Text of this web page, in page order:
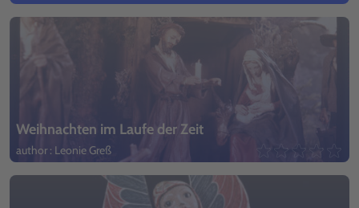
Weihnachten im Laufe der Zeit
author : Leonie Greß